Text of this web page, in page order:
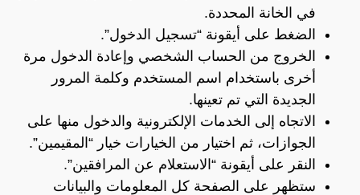
في الخانة المحددة.
الضغط على أيقونة “تسجيل الدخول”.
الخروج من الحساب الشخصي وإعادة الدخول مرة
أخرى باستخدام اسم المستخدم وكلمة المرور
الجديدة التي تم تعينها.
الاتجاه إلى الخدمات الإلكترونية والدخول منها على
الجوازات، ثم اختيار من الخيارات خيار “المقيمين”.
النقر على أيقونة “الاستعلام عن المرافقين”.
ستظهر على الصفحة كل المعلومات والبيانات